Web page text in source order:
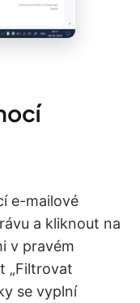
e-mailové
a kliknout na
v pravém
„Filtrovat
se vyplní